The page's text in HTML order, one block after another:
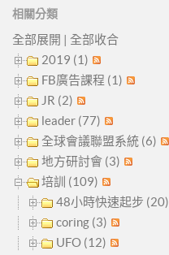
相關分類
全部展開 | 全部收合
2019 (1)
FB廣告課程 (1)
JR (2)
leader (77)
全球會議聯盟系統 (6)
地方研討會 (3)
培訓 (109)
48小時快速起步 (20)
coring (3)
UFO (12)